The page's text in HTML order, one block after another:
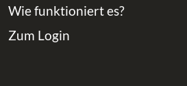
Wie funktioniert es?
Zum Login